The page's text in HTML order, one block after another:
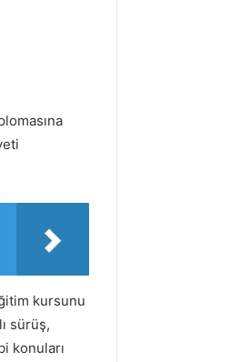
kursunu
sürüş,
konuları